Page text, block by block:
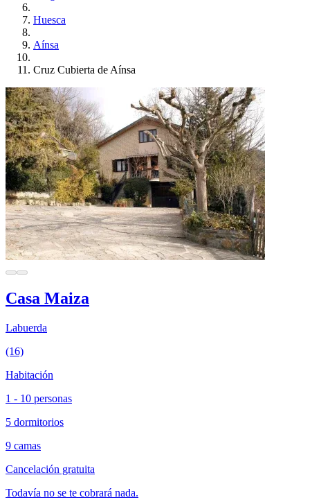
Huesca
Aínsa
Cruz Cubierta de Aínsa
Casa Maiza
Labuerda
(16)
Habitación
1 - 10 personas
5 dormitorios
9 camas
Cancelación gratuita
Todavía no se te cobrará nada.